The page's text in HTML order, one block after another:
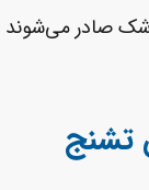
صادر می‌شوند
تشنج